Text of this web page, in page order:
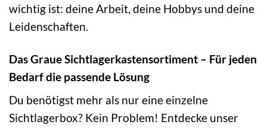
wichtig ist: deine Arbeit, deine Hobbys und deine
Leidenschaften.
Das Graue Sichtlagerkastensortiment – Für jeden
Bedarf die passende Lösung
Du benötigst mehr als nur eine einzelne
Sichtlagerbox? Kein Problem! Entdecke unser